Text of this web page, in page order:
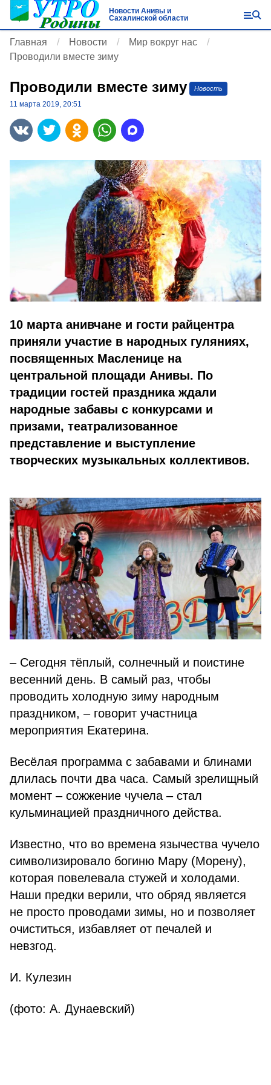
Новости Анивы и
Сахалинской области
Главная Новости
Мир вокруг нас
Проводили вместе зиму
Проводили вместе зиму Новость
11 марта 2019, 20:51
10 марта анивчане и гости райцентра
приняли участие в народных гуляниях,
посвященных Масленице на
центральной площади Анивы. По
традиции гостей праздника ждали
народные забавы с конкурсами и
призами, театрализованное
представление и выступление
творческих музыкальных коллективов.
– Сегодня тёплый, солнечный и поистине
весенний день. В самый раз, чтобы
проводить холодную зиму народным
праздником, – говорит участница
мероприятия Екатерина.
Весёлая программа с забавами и блинами
длилась почти два часа. Самый зрелищный
момент – сожжение чучела – стал
кульминацией праздничного действа.
Известно, что во времена язычества чучело
символизировало богиню Мару (Морену),
которая повелевала стужей и холодами.
Наши предки верили, что обряд является
не просто проводами зимы, но и позволяет
очиститься, избавляет от печалей и
невзгод.
И. Кулезин
(фото: А. Дунаевский)